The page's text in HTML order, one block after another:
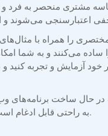
دسکتاپ یا موبایل باشید، API به راحتی قابل ادغام است، از پردازش دسته‌ای و گزینه‌های تبدیل انعطاف‌پذیر برای نیازهای توسعه در دنیای واقعی پشتیبانی می‌کند.